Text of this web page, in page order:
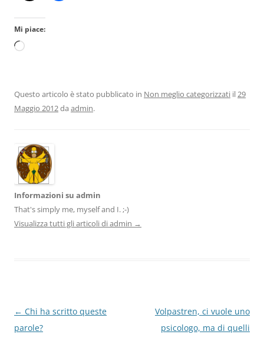
Mi piace:
Caricamento
Questo articolo è stato pubblicato in Non meglio categorizzati il29
Maggio 2012da admin.
Informazioni su admin
That's simply me, myself and I. ;-)
Visualizza tutti gli articoli di admin →
Navigazione
articolo
← Chi ha scritto queste
parole?
Volpastren, ci vuole uno
psicologo, ma di quelli